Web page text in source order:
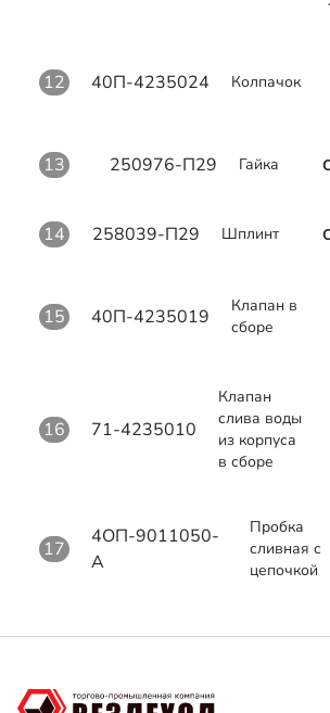
12 40П-4235024 Колпачок
13 250976-П29 Гайка
14 258039-П29 Шплинт
15 40П-4235019
Клапан в
сборе
16 71-4235010
Клапан
слива воды
из корпуса
в сборе
17
4ОП-9011050-
А
Пробка
сливная с
цепочкой